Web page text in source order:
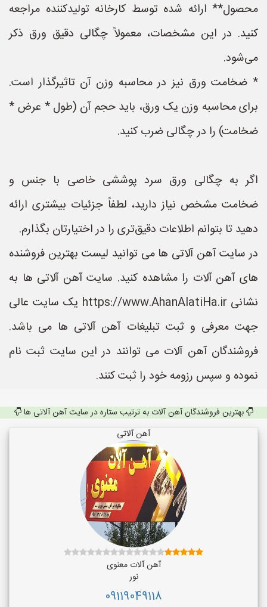
محصول** ارائه شده توسط کارخانه تولیدکننده مراجعه
کنید. در این مشخصات، معمولاً چگالی دقیق ورق ذکر
می‌شود.
* ضخامت ورق نیز در محاسبه وزن آن تاثیرگذار است.
برای محاسبه وزن یک ورق، باید حجم آن (طول * عرض *
ضخامت) را در چگالی ضرب کنید.
اگر به چگالی ورق سرد پوششی خاصی با جنس و
ضخامت مشخص نیاز دارید، لطفاً جزئیات بیشتری ارائه
دهید تا بتوانم اطلاعات دقیق‌تری را در اختیارتان بگذارم.
در سایت آهن آلاتی ها می توانید لیست بهترین فروشنده
های آهن آلات را مشاهده کنید. سایت آهن آلاتی ها به
نشانی https://www.AhanAlatiHa.ir یک سایت عالی
جهت معرفی و ثبت تبلیغات آهن آلاتی ها می باشد.
فروشندگان آهن آلات می توانند در این سایت ثبت نام
نموده و سپس رزومه خود را ثبت کنند.
بهترین فروشندگان آهن آلات به ترتیب ستاره در سایت آهن آلاتی ها
آهن آلاتی
آهن آلات معنوی
نور
09119049118